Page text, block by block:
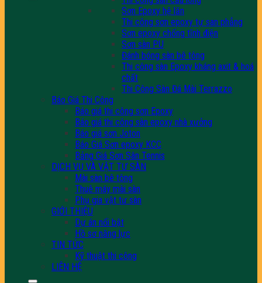
Sơn Epoxy hệ lăn
Thi công sơn epoxy tự san phẳng
Sơn epoxy chống tĩnh điện
Sơn sàn PU
Đánh bóng sàn bê tông
Thi công sàn Epoxy kháng axit & hoá
chất
Thi Công Sàn Đá Mài Terrazzo
Báo Giá Thi Công
Báo giá thi công sơn Epoxy
Báo giá thi công sàn epoxy nhà xưởng
Báo giá sơn Joton
Báo Giá Sơn epoxy KCC
Bảng Giá Sơn Sân Tennis
DỊCH VỤ VÀ VẬT TƯ SÀN
Mài sàn bê tông
Thuê máy mài sàn
Phụ gia vật tư sàn
GIỚI THIỆU
Dự án nổi bật
Hồ sơ năng lực
TIN TỨC
Kỹ thuật thi công
LIÊN HỆ